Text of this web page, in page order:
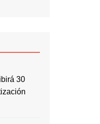
30